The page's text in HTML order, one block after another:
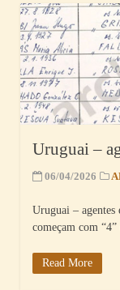
Uruguai –
06/04/2026
Uruguai –
começam com
Read More